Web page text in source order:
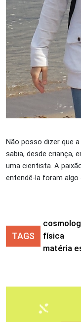
Não posso dizer que
sabia, desde criança,
uma cientista. A
entendê-la foram algo
TAGS
física
matéria